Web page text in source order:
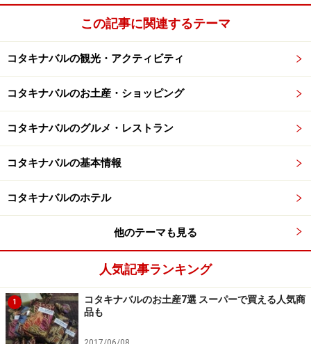
コタキナバルの中華系はキリスト教徒と仏教徒が多く、教会
やお寺も沢山あります。写真はコタキナバル郊外の普陀寺。
南国らしいカラフルな仏教寺院です
日本人は中華系の人をみると条件反射的に大陸の方と思
い込みがちなので「コタキナバルは中国人だらけだ」と
言われることがありますが、街で見かける中華系の方が
たしかにここ数年で中国からの観光客は急増しました
が、他にも香港、台湾、シンガポールなどから旅行で来
られる中華系の人も沢山いますし、マレーシア人でも華
人は多いです。顔立ちや話す言葉は似ていても全く別の
国ですので、ひとまとめにするのはそれぞれの国の方に
対して失礼にあたります。
ここの華人の人たちは何代も前からマレーシアで暮らし
てきてマレーシア国籍を持っているれっきとしたマレー
シア人。マレーシアの中華料理も中国料理ではなくマレ
この記事に関連するテーマ
コタキナバルの観光・アクティビティ
コタキナバルのお土産・ショッピング
コタキナバルのグルメ・レストラン
コタキナバルの基本情報
コタキナバルのホテル
他のテーマも見る
人気記事ランキング
1
コタキナバルのお土産7選 スーパーで買える人気商
品も